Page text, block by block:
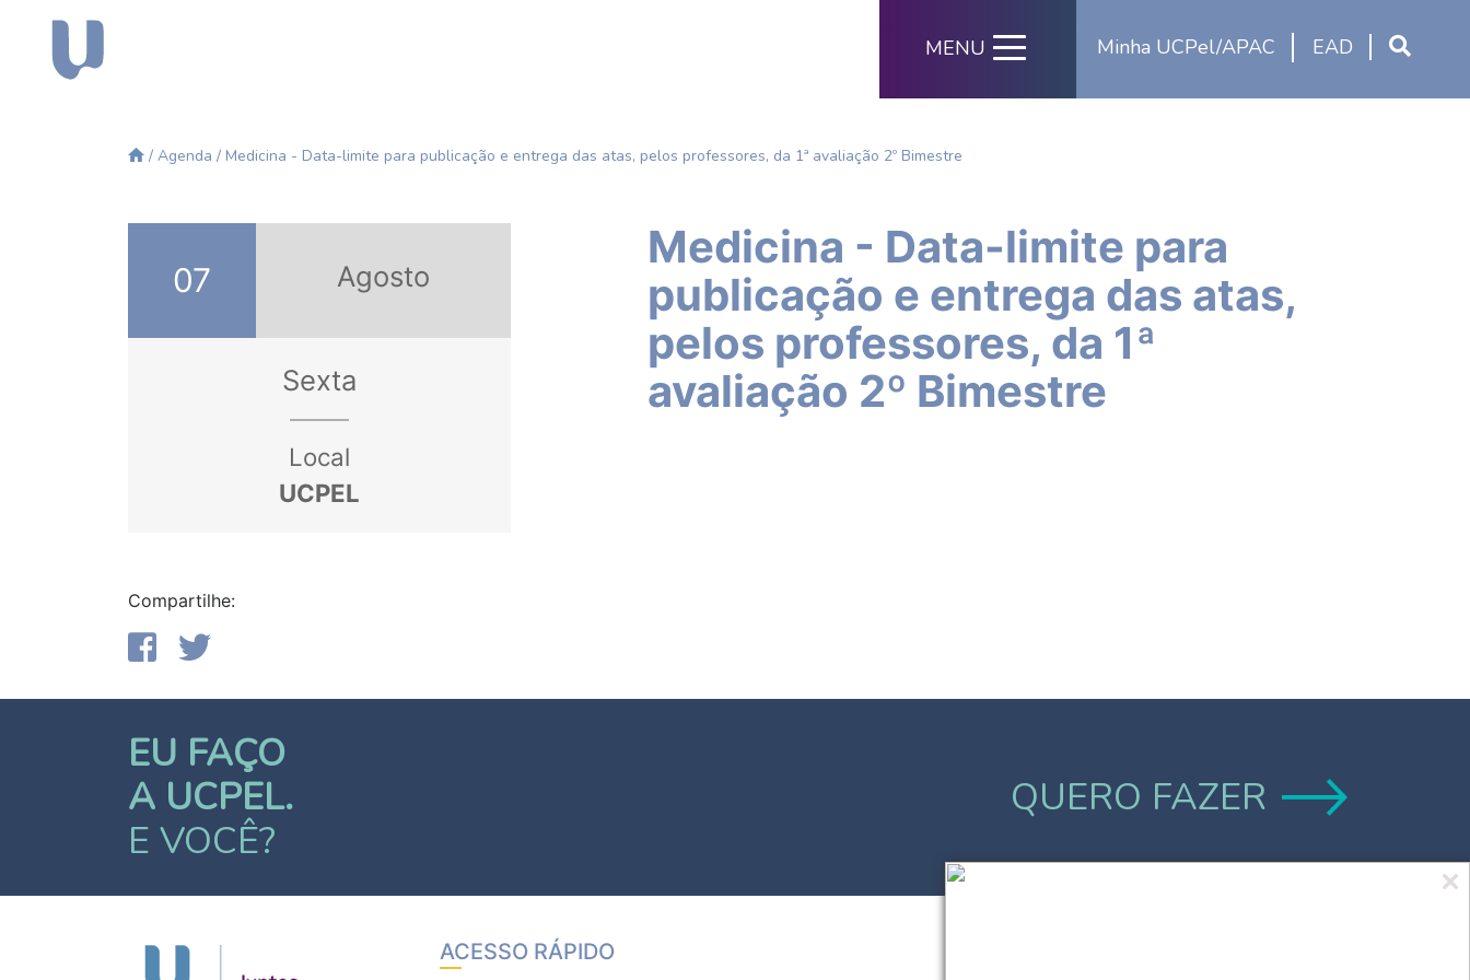
Minha UCPel/APAC EAD
MENU
/ Agenda / Medicina - Data-limite para publicação e entrega das atas, pelos professores, da 1ª avaliação 2º Bimestre
07 Agosto
Sexta
Local
UCPEL
Compartilhe:
Medicina - Data-limite para
publicação e entrega das atas,
pelos professores, da 1ª
avaliação 2º Bimestre
EU FAÇO
A UCPEL.
E VOCÊ?
QUERO FAZER
ACESSO RÁPIDO